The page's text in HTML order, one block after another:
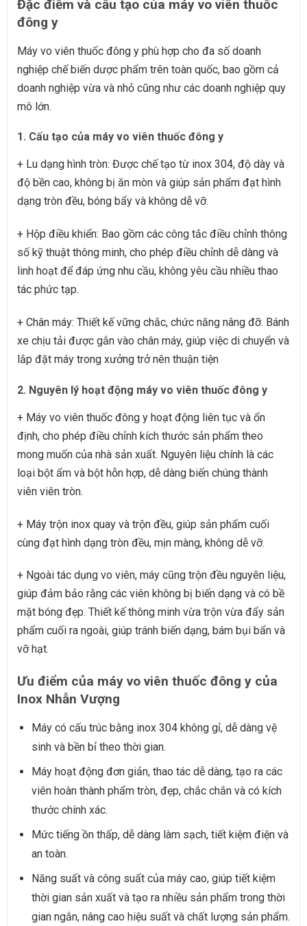
Đặc điềm và cấu tạo của máy vo viên thuốc
đông y
Máy vo viên thuốc đông y phù hợp cho đa số doanh
nghiệp chế biến dược phẩm trên toàn quốc, bao gồm cả
doanh nghiệp vừa và nhỏ cũng như các doanh nghiệp quy
mô lớn.
1. Cấu tạo của máy vo viên thuốc đông y
+ Lu dạng hình tròn: Được chế tạo từ inox 304, độ dày và
độ bền cao, không bị ăn mòn và giúp sản phẩm đạt hình
dạng tròn đều, bóng bẩy và không dễ vỡ.
+ Hộp điều khiển: Bao gồm các công tắc điều chỉnh thông
số kỹ thuật thông minh, cho phép điều chỉnh dễ dàng và
linh hoạt để đáp ứng nhu cầu, không yêu cầu nhiều thao
tác phức tạp.
+ Chân máy: Thiết kế vững chắc, chức năng nâng đỡ. Bánh
xe chịu tải được gắn vào chân máy, giúp việc di chuyển và
lắp đặt máy trong xưởng trở nên thuận tiện
2. Nguyên lý hoạt động máy vo viên thuốc đông y
+ Máy vo viên thuốc đông y hoạt động liên tục và ổn
định, cho phép điều chỉnh kích thước sản phẩm theo
mong muốn của nhà sản xuất. Nguyên liệu chính là các
loại bột ẩm và bột hỗn hợp, dễ dàng biến chúng thành
viên viên tròn.
+ Máy trộn inox quay và trộn đều, giúp sản phẩm cuối
cùng đạt hình dạng tròn đều, mịn màng, không dễ vỡ.
+ Ngoài tác dụng vo viên, máy cũng trộn đều nguyên liệu,
giúp đảm bảo rằng các viên không bị biến dạng và có bề
mặt bóng đẹp. Thiết kế thông minh vừa trộn vừa đẩy sản
phẩm cuối ra ngoài, giúp tránh biến dạng, bám bụi bẩn và
vỡ hạt.
Ưu điểm của máy vo viên thuốc đông y của
Inox Nhẫn Vượng
Máy có cấu trúc bằng inox 304 không gỉ, dễ dàng vệ
sinh và bền bỉ theo thời gian.
Máy hoạt động đơn giản, thao tác dễ dàng, tạo ra các
viên hoàn thành phẩm tròn, đẹp, chắc chắn và có kích
thước chính xác.
Mức tiếng ồn thấp, dễ dàng làm sạch, tiết kiệm điện và
an toàn.
Năng suất và công suất của máy cao, giúp tiết kiệm
thời gian sản xuất và tạo ra nhiều sản phẩm trong thời
gian ngắn, nâng cao hiệu suất và chất lượng sản phẩm.